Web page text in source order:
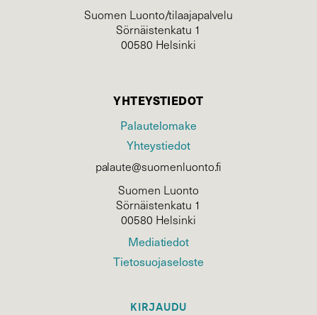
Suomen Luonto/tilaajapalvelu
Sörnäistenkatu 1
00580 Helsinki
YHTEYSTIEDOT
Palautelomake
Yhteystiedot
palaute@suomenluonto.fi
Suomen Luonto
Sörnäistenkatu 1
00580 Helsinki
Mediatiedot
Tietosuojaseloste
KIRJAUDU